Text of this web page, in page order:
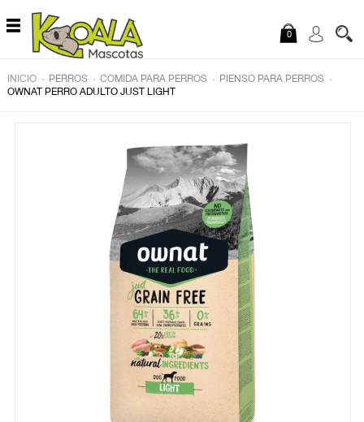
Saltar al contenido
0
INICIO . PERROS . COMIDA PARA PERROS . PIENSO PARA PERROS .
OWNAT PERRO ADULTO JUST LIGHT